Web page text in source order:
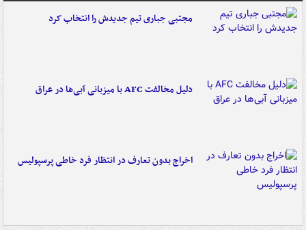
مجتبی جباری تیم جدیدش را انتخاب کرد
دلیل مخالفت AFC با میزبانی آبی‌ها در عراق
اخراج بدون تعارف در انتظار فرد خاطی پرسپولیس